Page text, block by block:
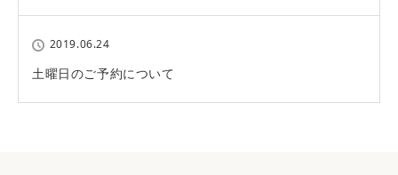
2019.06.24
土曜日のご予約について